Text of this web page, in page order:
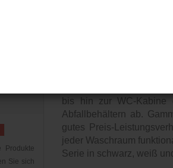
der Gedanke,
Marke AIR-WOLF
Waschraumhygiene.
und Handtuchspender
Mit der Spenderserie
hygienisches Design
bis hin zur WC-Kabine
Abfallbehältern ab.
gutes Preis-
jeder Waschraum
Serie in schwarz, weiß
Produkte
Sie sich